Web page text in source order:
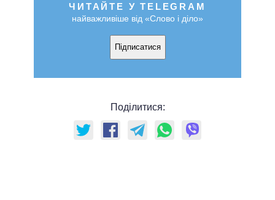
ЧИТАЙТЕ У TELEGRAM
найважливіше від «Слово і діло»
Підписатися
Поділитися: